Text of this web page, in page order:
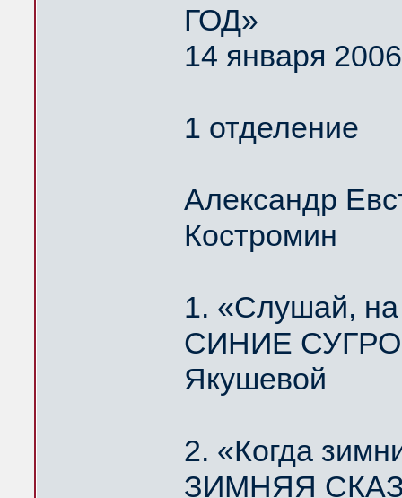
ГОД»
14 января
1 отделение
Александр
Костромин
1. «Слушай,
СИНИЕ
Якушевой
2. «Когда
ЗИМНЯЯ